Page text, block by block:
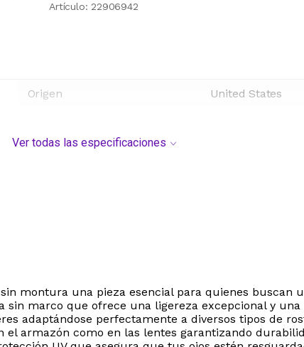
Artículo: 22906942
Origen United States
Ver todas las especificaciones
montura una pieza esencial para quienes buscan
marco que ofrece una ligereza excepcional y
adaptándose perfectamente a diversos tipos de
armazón como en las lentes garantizando